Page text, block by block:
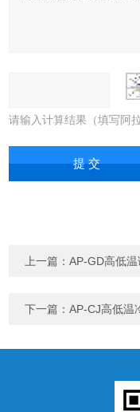
请输入计算结果（填写阿
上一篇：AP-GD高低
下一篇：AP-CJ高低温